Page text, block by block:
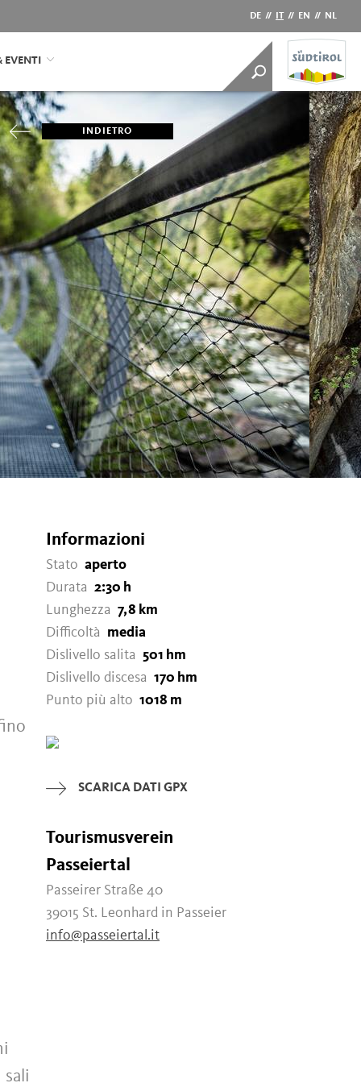
DE // IT // EN // NL
EVENTI
INDIETRO
Informazioni
Stato aperto
Durata 2:30 h
Lunghezza 7,8 km
Difficoltà media
Dislivello salita 501 hm
Dislivello discesa 170 hm
Punto più alto 1018 m
SCARICA DATI GPX
Tourismusverein
Passeiertal
Passeirer Straße 40
39015 St. Leonhard in Passeier
info@passeiertal.it